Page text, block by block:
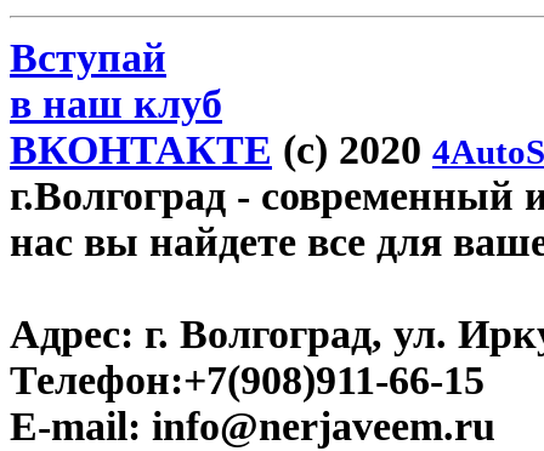
Вступай
в наш клуб
ВКОНТАКТЕ (c) 2020
г.Волгоград - современный
нас вы найдете все для
Адрес: г. Волгоград, ул.
Телефон:+7(908)911-66-15
E-mail: info@nerjaveem.ru